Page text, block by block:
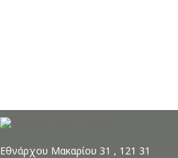
Εθνάρχου Μακαρίου 31 , 121 31